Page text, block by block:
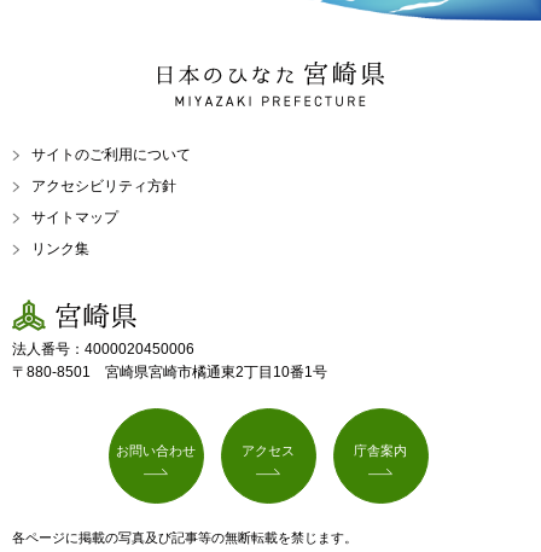
日本のひなた 宮崎県
MIYAZAKI PREFECTURE
サイトのご利用について
アクセシビリティ方針
サイトマップ
リンク集
宮崎県
法人番号：4000020450006
〒880-8501 宮崎県宮崎市橘通東2丁目10番1号
お問い合わせ アクセス 庁舎案内
各ページに掲載の写真及び記事等の無断転載を禁じます。